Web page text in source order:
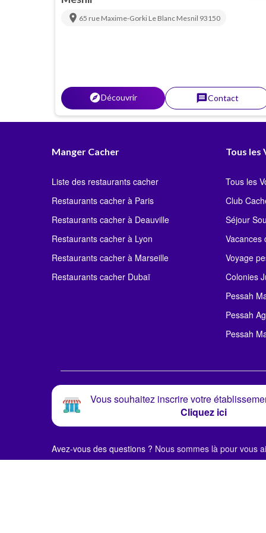
location_on 65 rue Maxime-Gorki Le Blanc Mesnil 93150
explorerDécouvrir messageContact
Manger Cacher
Liste des restaurants cacher
Restaurants cacher à Paris
Restaurants cacher à Deauville
Restaurants cacher à Lyon
Restaurants cacher à Marseille
Restaurants cacher Dubaï
Tous les
Tous les
Club
Séjour
Vacances
Voyage
Colonies
Pessah
Pessah
Pessah
Vous souhaitez inscrire votre
Cliquez ici
Avez-vous des questions ? Nous sommes là pour vous
© Alloj.2024 Tous droits réservés